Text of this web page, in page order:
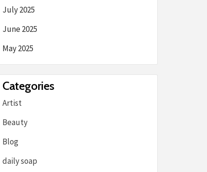
July 2025
June 2025
May 2025
Categories
Artist
Beauty
Blog
daily soap